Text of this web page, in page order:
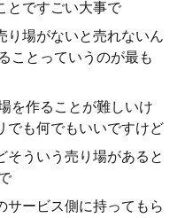
とですごい大事で
り場がないと売れないん
ことっていうのが最も
を作ることが難しいけ
でも何でもいいですけど
そういう売り場があると
サービス側に持ってもら